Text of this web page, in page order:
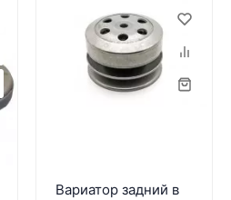
Вариатор задний в